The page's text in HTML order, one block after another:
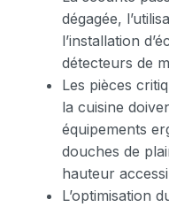
dégagée,
l’installation
détecteurs de
Les pièces
la cuisine
équipements
douches de
hauteur
L’optimisation